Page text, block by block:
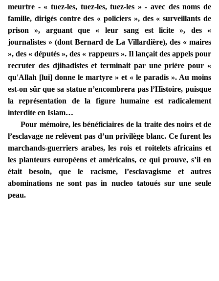
meurtre - « tuez-les, tuez-les, tuez-les » - avec des noms de
famille, dirigés contre des « policiers », des « surveillants de
prison », arguant que « leur sang est licite », des «
journalistes » (dont Bernard de La Villardière), des « maires
», des « députés », des « rappeurs ». Il lançait des appels pour
recruter des djihadistes et terminait par une prière pour «
qu'Allah [lui] donne le martyre » et « le paradis ». Au moins
est-on sûr que sa statue n’encombrera pas l’Histoire, puisque
la représentation de la figure humaine est radicalement
interdite en Islam…
Pour mémoire, les bénéficiaires de la traite des noirs et de
l’esclavage ne relèvent pas d’un privilège blanc. Ce furent les
marchands-guerriers arabes, les rois et roitelets africains et
les planteurs européens et américains, ce qui prouve, s’il en
était besoin, que le racisme, l’esclavagisme et autres
abominations ne sont pas in nucleo tatoués sur une seule
peau.